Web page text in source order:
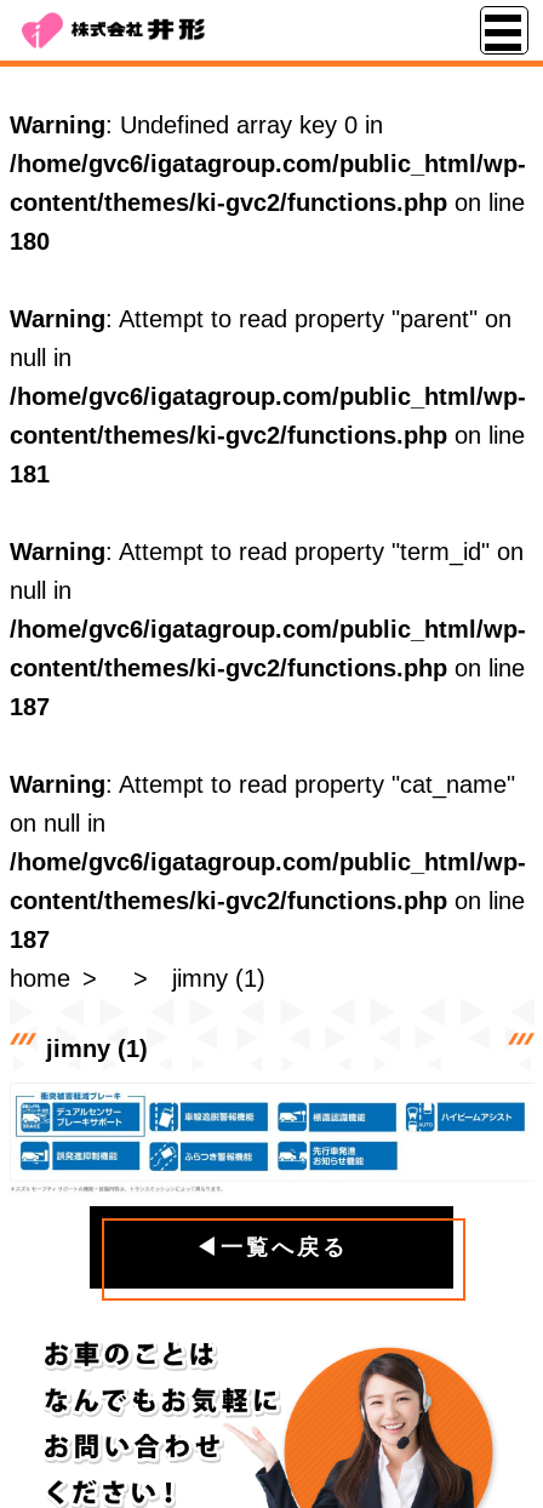
Warning: Undefined array key 0 in
/home/gvc6/igatagroup.com/public_html/wp-
content/themes/ki-gvc2/functions.phpon line
180
Warning: Attempt to read property "parent" on
null in
/home/gvc6/igatagroup.com/public_html/wp-
content/themes/ki-gvc2/functions.phpon line
181
Warning: Attempt to read property "term_id" on
null in
/home/gvc6/igatagroup.com/public_html/wp-
content/themes/ki-gvc2/functions.phpon line
187
Warning: Attempt to read property "cat_name"
on null in
/home/gvc6/igatagroup.com/public_html/wp-
content/themes/ki-gvc2/functions.phpon line
187
home
jimny (1)
jimny (1)
◀一覧へ戻る